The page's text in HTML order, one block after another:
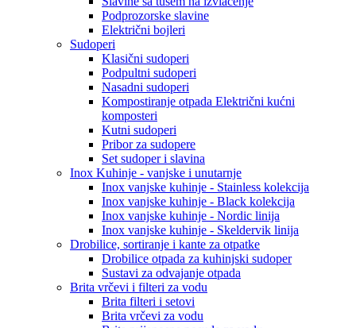
Podprozorske slavine
Električni bojleri
Sudoperi
Klasični sudoperi
Podpultni sudoperi
Nasadni sudoperi
Kompostiranje otpada Električni kućni
komposteri
Kutni sudoperi
Pribor za sudopere
Set sudoper i slavina
Inox Kuhinje - vanjske i unutarnje
Inox vanjske kuhinje - Stainless kolekcija
Inox vanjske kuhinje - Black kolekcija
Inox vanjske kuhinje - Nordic linija
Inox vanjske kuhinje - Skeldervik linija
Drobilice, sortiranje i kante za otpatke
Drobilice otpada za kuhinjski sudoper
Sustavi za odvajanje otpada
Brita vrčevi i filteri za vodu
Brita filteri i setovi
Brita vrčevi za vodu